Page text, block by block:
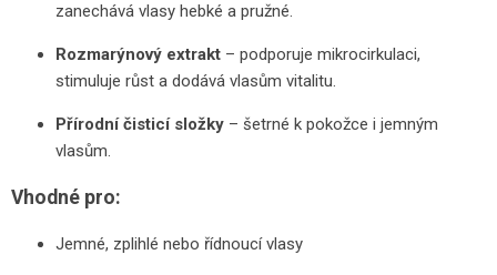
zanechává vlasy hebké a pružné.
Rozmarýnový extrakt – podporuje mikrocirkulaci,
stimuluje růst a dodává vlasům vitalitu.
Přírodní čisticí složky – šetrné k pokožce i jemným
vlasům.
Vhodné pro:
Jemné, zplihlé nebo řídnoucí vlasy